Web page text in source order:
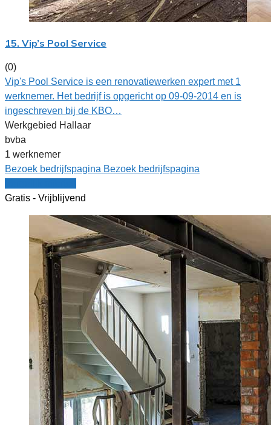
15. Vip’s Pool Service
(0)
Vip's Pool Service is een renovatiewerken expert met 1
werknemer. Het bedrijf is opgericht op 09-09-2014 en is
ingeschreven bij de KBO…
Werkgebied Hallaar
bvba
1 werknemer
Bezoek bedrijfspagina Bezoek bedrijfspagina
Gratis - Vrijblijvend